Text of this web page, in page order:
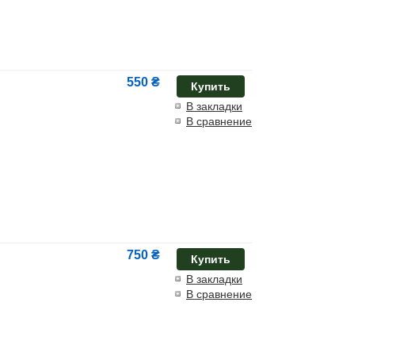
Купить
В закладки
В сравнение
550 ₴
Купить
В закладки
В сравнение
750 ₴